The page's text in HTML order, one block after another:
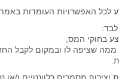
לכל האפשרויות העומדות
ממה שציפה לו ובמקום לקבל